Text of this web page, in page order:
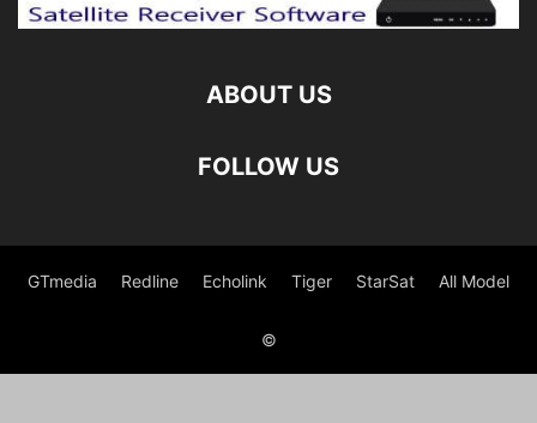
ABOUT US
FOLLOW US
GTmedia Redline Echolink Tiger StarSat All Model
©